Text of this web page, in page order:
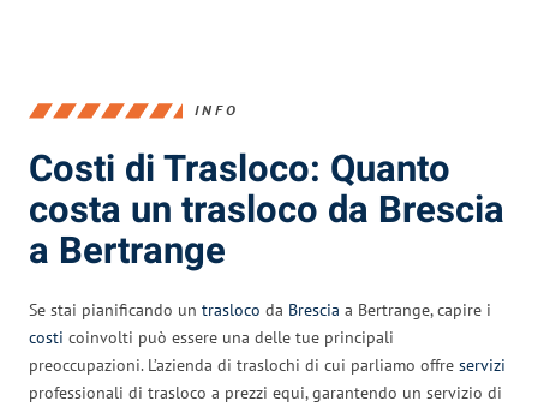
INFO
Costi di Trasloco: Quanto
costa un trasloco da Brescia
a Bertrange
Se stai pianificando un trasloco da Brescia a Bertrange, capire i
costi coinvolti può essere una delle tue principali
preoccupazioni. L’azienda di traslochi di cui parliamo offre servizi
professionali di trasloco a prezzi equi, garantendo un servizio di